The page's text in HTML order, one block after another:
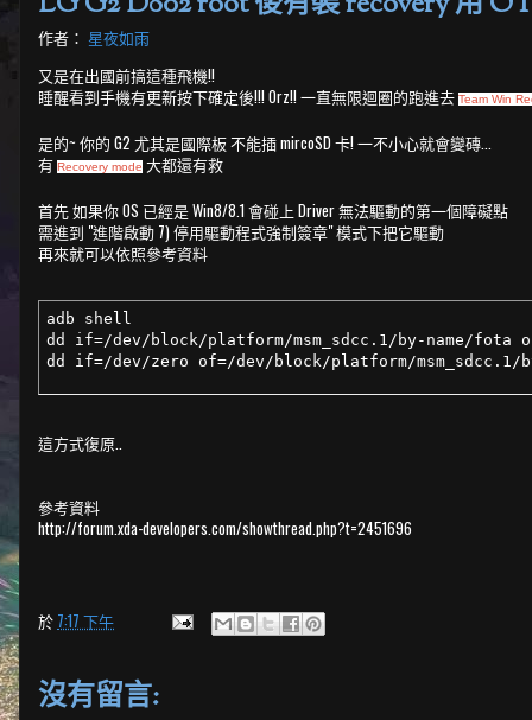
作者： 星夜如雨
又是在出國前搞這種飛機!!
睡醒看到手機有更新按下確定後!!! Orz!! 一直無限迴圈的跑進去 Team Win
是的~ 你的 G2 尤其是國際板 不能插 mircoSD 卡! 一不小心就會變磚...
有 Recovery mode 大都還有救
首先 如果你 OS 已經是 Win8/8.1 會碰上 Driver 無法驅動的第一個障礙點
需進到 "進階啟動 7) 停用驅動程式強制簽章" 模式下把它驅動
再來就可以依照參考資料
adb shell
dd if=/dev/block/platform/msm_sdcc.1/by-name/fota
dd if=/dev/zero of=/dev/block/platform/msm_sdcc.1/
這方式復原..
參考資料
http://forum.xda-developers.com/showthread.php?t=2451696
於 7:17 下午
沒有留言: